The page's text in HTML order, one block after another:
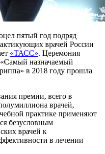
пятый год подряд
врачей России
«ТАСС». Церемония
назначаемый
в 2018 году прошла
премии, всего в
врачей,
практике применяют
безусловным
врачей к
в лечении